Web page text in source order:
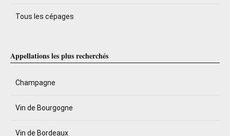
Tous les cépages
Appellations les plus recherchés
Champagne
Vin de Bourgogne
Vin de Bordeaux